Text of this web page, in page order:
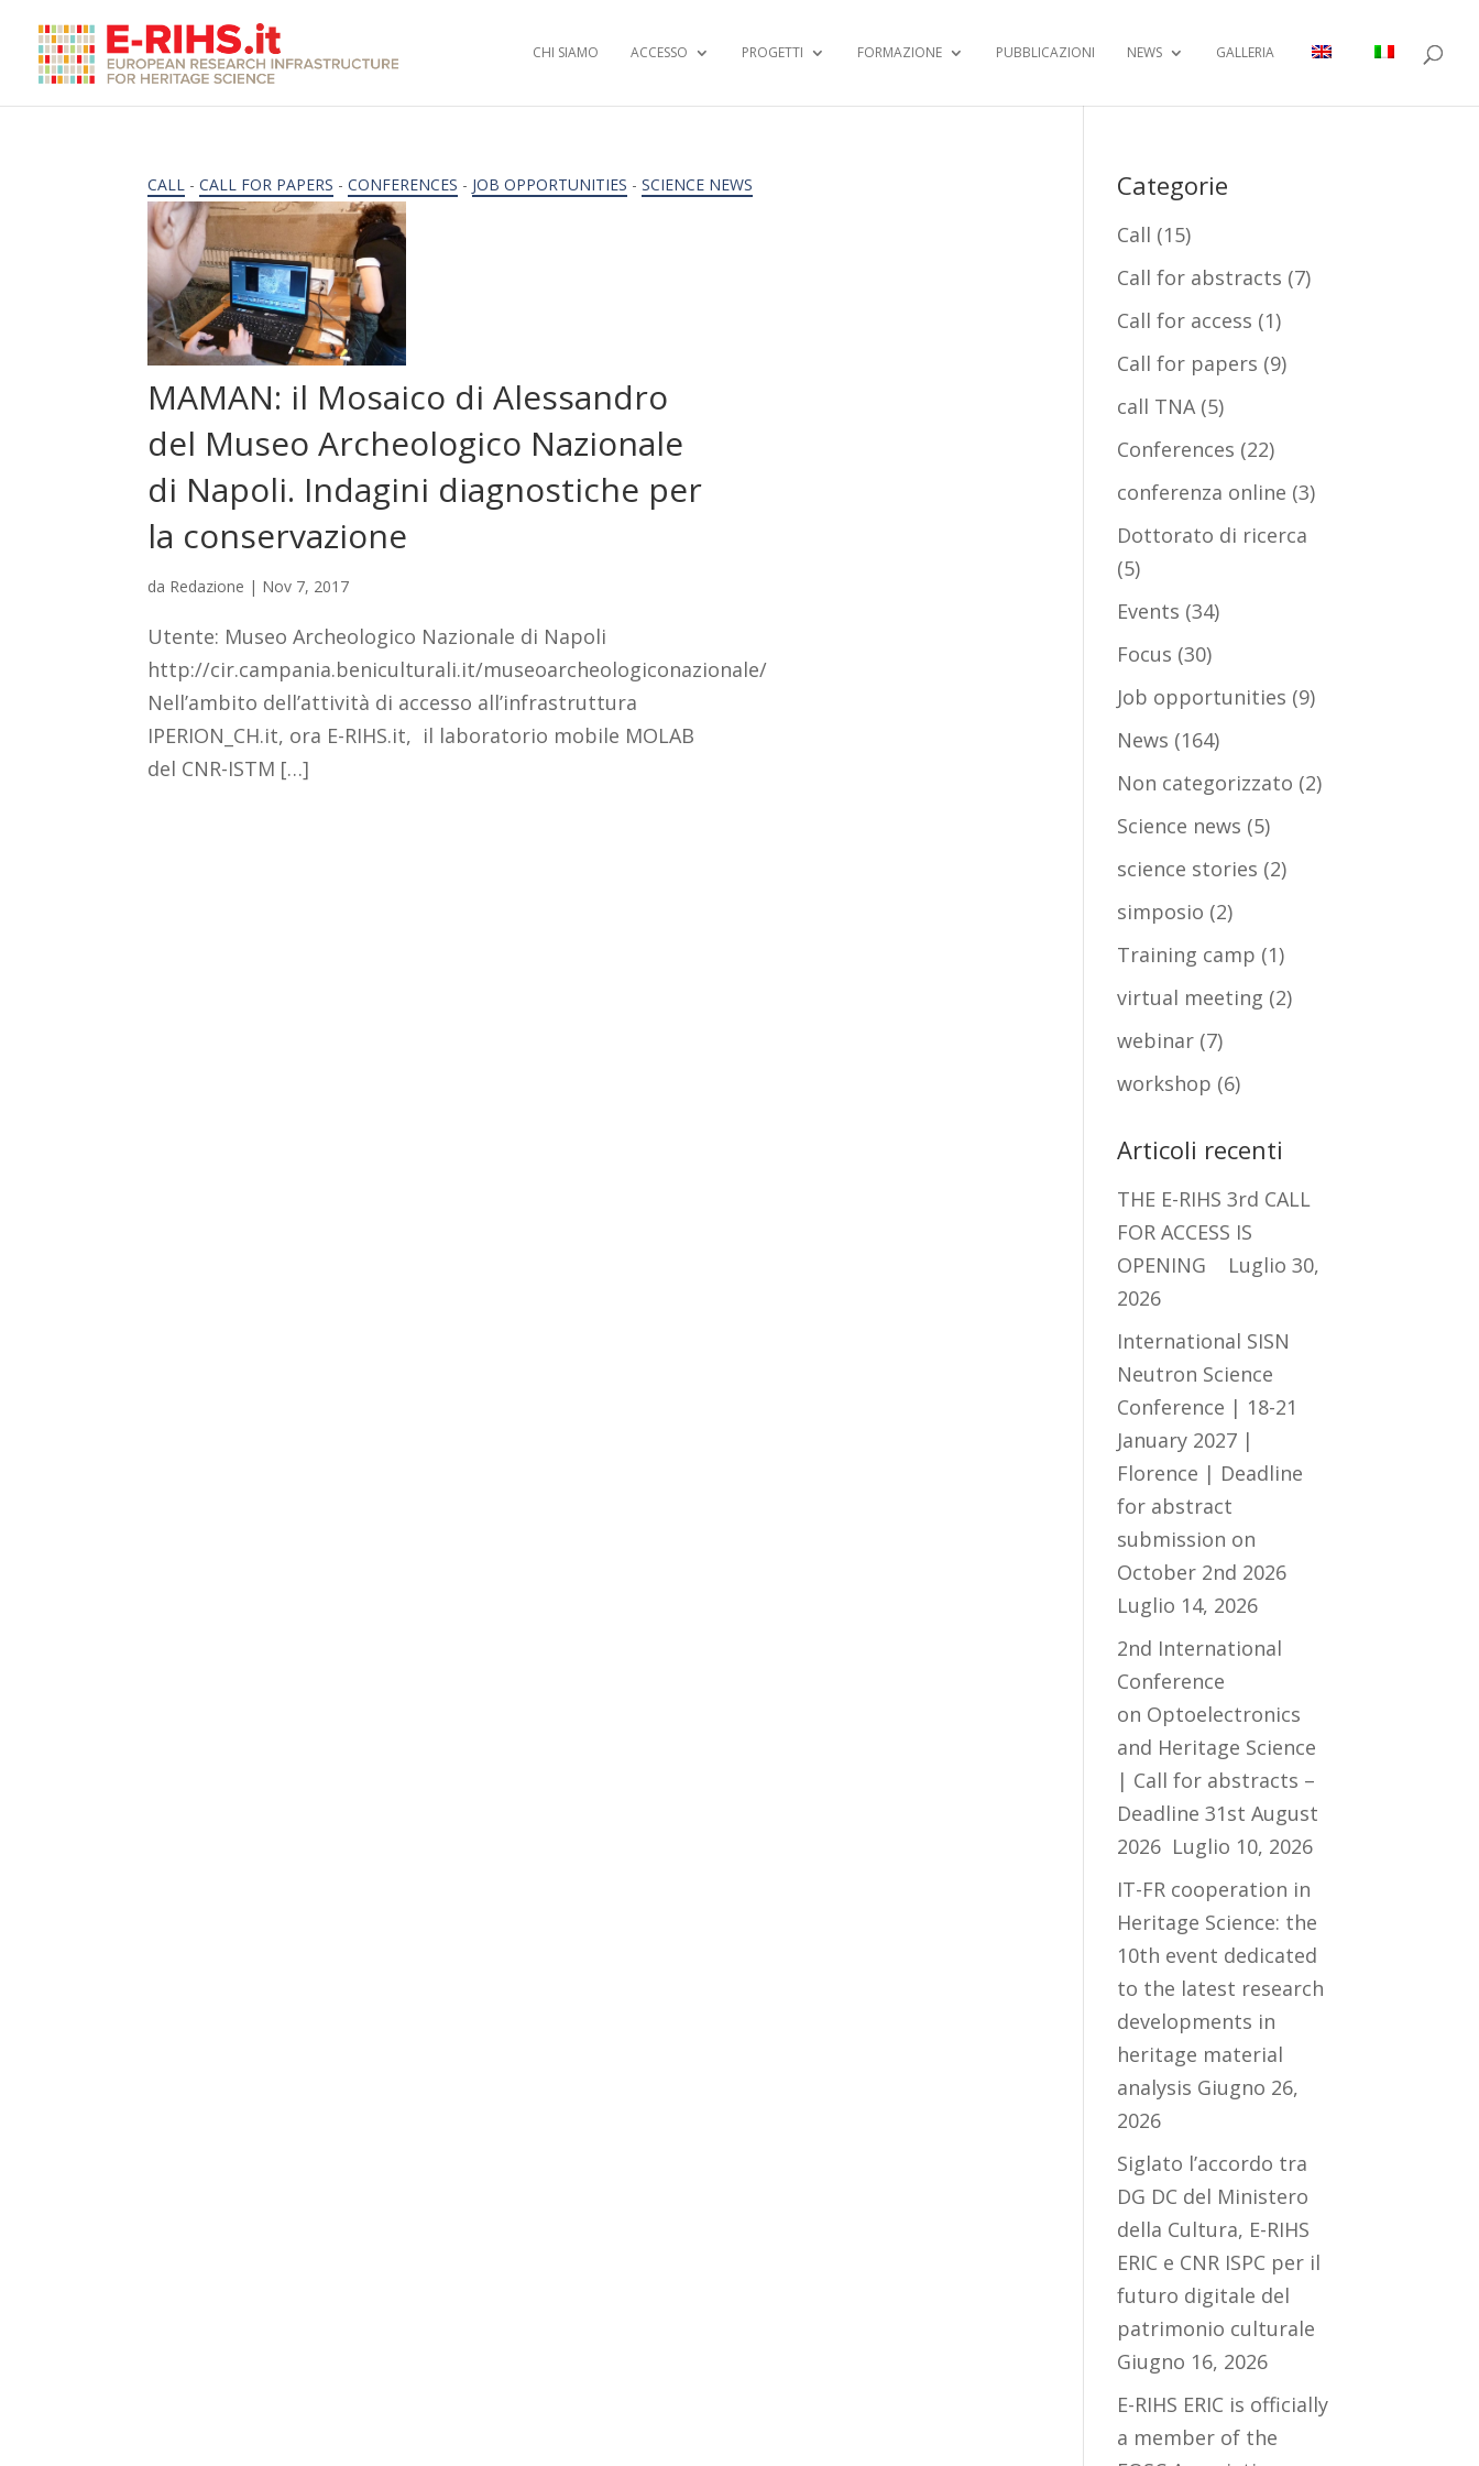
CHI SIAMO ACCESSO PROGETTI FORMAZIONE PUBBLICAZIONI NEWS GALLERIA
CALL -CALL FOR PAPERS -CONFERENCES - JOB OPPORTUNITIES -SCIENCE NEWS
MAMAN: il Mosaico di Alessandro
del Museo Archeologico Nazionale
di Napoli. Indagini diagnostiche per
la conservazione
da Redazione | Nov 7, 2017
Utente: Museo Archeologico Nazionale di Napoli
http://cir.campania.beniculturali.it/museoarcheologiconazionale/
Nell’ambito dell’attività di accesso all’infrastruttura
IPERION_CH.it, ora E-RIHS.it, il laboratorio mobile MOLAB
del CNR-ISTM […]
Categorie
Call (15)
Call for abstracts (7)
Call for access (1)
Call for papers (9)
call TNA(5)
Conferences (22)
conferenza online (3)
Dottorato di ricerca
(5)
Events (34)
Focus (30)
Job opportunities (9)
News (164)
Non categorizzato (2)
Science news (5)
science stories (2)
simposio (2)
Training camp (1)
virtual meeting (2)
webinar (7)
workshop (6)
Articoli recenti
THE E-RIHS 3rd CALL
FOR ACCESS IS
OPENING
Luglio 30,
2026
International SISN
Neutron Science
Conference | 18-21
January 2027 |
Florence | Deadline
for abstract
submission on
October 2nd 2026
Luglio 14, 2026
2nd International
Conference
on Optoelectronics
and Heritage Science
| Call for abstracts –
Deadline 31st August
2026 Luglio 10, 2026
IT-FR cooperation in
Heritage Science: the
10th event dedicated
to the latest research
developments in
heritage material
analysis Giugno 26,
2026
Siglato l’accordo tra
DG DC del Ministero
della Cultura, E-RIHS
ERIC e CNR ISPC per il
futuro digitale del
patrimonio culturale
Giugno 16, 2026
E-RIHS ERIC is officially
a member of the